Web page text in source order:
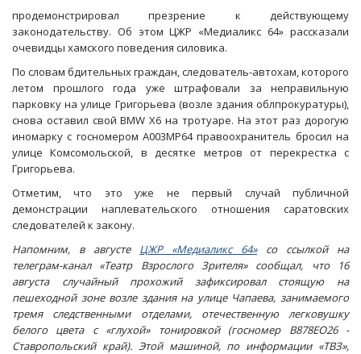
продемонстрировал презрение к действующему
законодательству. Об этом ЦЖР «Медиаликс 64» рассказали
очевидцы хамского поведения силовика.
По словам бдительных граждан, следователь-автохам, которого
летом прошлого года уже штрафовали за неправильную
парковку на улице Григорьева (возле здания облпрокуратуры),
снова оставил свой BMW X6 на тротуаре. На этот раз дорогую
иномарку с госномером A003MP64 правоохранитель бросил на
улице Комсомольской, в десятке метров от перекрестка с
Григорьева.
Отметим, что это уже не первый случай публичной
демонстрации наплевательского отношения саратовских
следователей к закону.
Напомним, в августе ЦЖР «Медиаликс 64»со ссылкой на
телеграм-канал «Театр Взрослого Зрителя» сообщал, что 16
августа случайный прохожий зафиксировал стоящую на
пешеходной зоне возле здания на улице Чапаева, занимаемого
тремя следственными отделами, отечественную легковушку
белого цвета с «глухой» тонировкой (госномер В878ЕО26 -
Ставропольский край). Этой машиной, по информации «ТВЗ»,